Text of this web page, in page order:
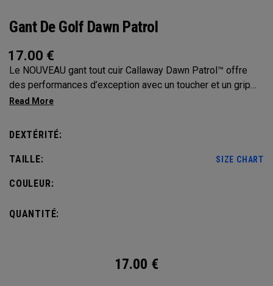
Gant De Golf Dawn Patrol
17.00 €
Le NOUVEAU gant tout cuir Callaway Dawn Patrol™️ offre
des performances d’exception avec un toucher et un grip
incroyables ainsi qu’une longévité optimale.
DEXTÉRITÉ:
TAILLE: SIZE CHART
COULEUR:
QUANTITÉ:
17.00 €